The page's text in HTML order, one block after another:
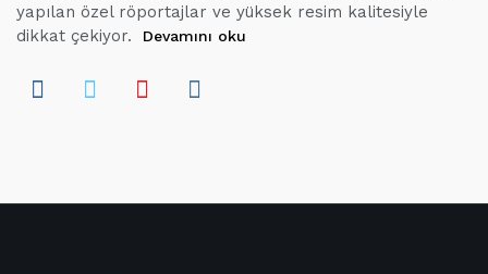
yapılan özel röportajlar ve yüksek resim kalitesiyle
dikkat çekiyor.
Devamını oku